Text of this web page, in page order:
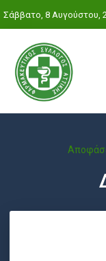
Σάββατο, 8 Αυγούστου,